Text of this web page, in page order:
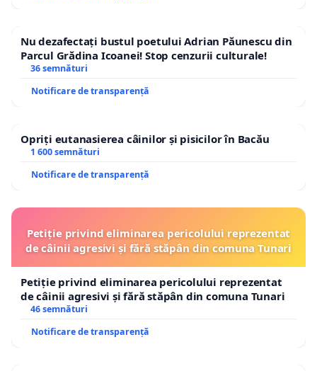
Nu dezafectați bustul poetului Adrian Păunescu din
Parcul Grădina Icoanei! Stop cenzurii culturale!
36 semnături
Notificare de transparență
Opriți eutanasierea câinilor și pisicilor în Bacău
1 600 semnături
Notificare de transparență
Petiție privind eliminarea pericolului reprezentat
de câinii agresivi și fără stăpân din comuna Tunari
Petiție privind eliminarea pericolului reprezentat
de câinii agresivi și fără stăpân din comuna Tunari
46 semnături
Notificare de transparență